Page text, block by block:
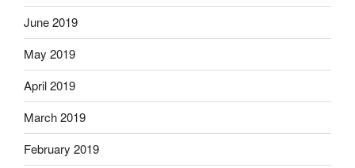
June 2019
May 2019
April 2019
March 2019
February 2019